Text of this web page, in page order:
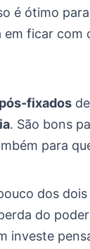
é ótimo
em ficar
pós-fixados
. São bons
para
dos
do
investe